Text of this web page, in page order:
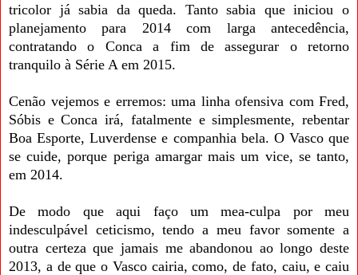
tricolor já sabia da queda. Tanto sabia que iniciou o
planejamento para 2014 com larga antecedência,
contratando o Conca a fim de assegurar o retorno
tranquilo à Série A em 2015.
Cenão vejemos e erremos: uma linha ofensiva com Fred,
Sóbis e Conca irá, fatalmente e simplesmente, rebentar
Boa Esporte, Luverdense e companhia bela. O Vasco que
se cuide, porque periga amargar mais um vice, se tanto,
em 2014.
De modo que aqui faço um mea-culpa por meu
indesculpável ceticismo, tendo a meu favor somente a
outra certeza que jamais me abandonou ao longo deste
2013, a de que o Vasco cairia, como, de fato, caiu, e caiu